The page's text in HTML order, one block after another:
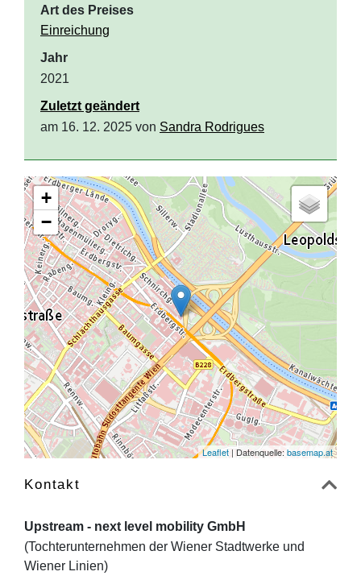
Art des Preises
Einreichung
Jahr
2021
Zuletzt geändert
am 16. 12. 2025 von Sandra Rodrigues
+
−
Leaflet | Datenquelle: basemap.at
Kontakt
Upstream - next level mobility GmbH
(Tochterunternehmen der Wiener Stadtwerke und
Wiener Linien)